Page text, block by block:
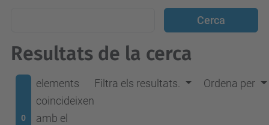
Resultats de la cerca
0
elements
coincideixen
amb el
Filtra els resultats. Ordena per